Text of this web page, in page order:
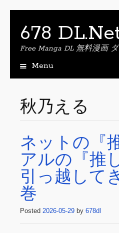
678
Free Manga DL 無料漫画
Menu
p
c
o
n
t
e
n
t
秋乃える
ネットの『
アルの『推
引っ越して
巻
Posted 2026-05-29 by 678dl